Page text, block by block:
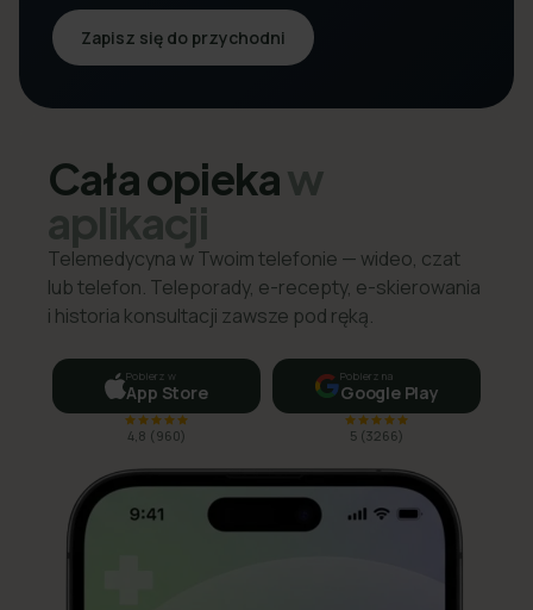
Zapisz się do przychodni
Cała opiekaw
aplikacji
Telemedycyna w Twoim telefonie — wideo, czat
lub telefon. Teleporady, e-recepty, e-skierowania
i historia konsultacji zawsze pod ręką.
Pobierz w
App Store
4,8 ( 960)
Pobierz na
Google Play
5 (3266)